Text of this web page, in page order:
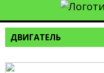
ДВИГАТЕЛЬ